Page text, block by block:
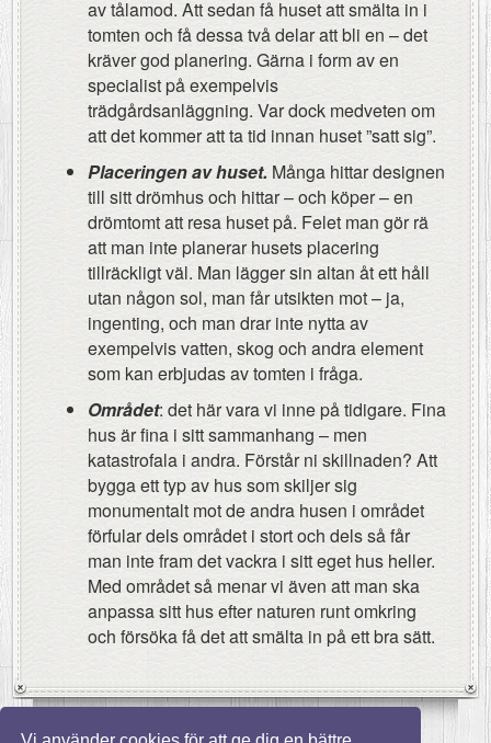
av tålamod. Att sedan få huset att smälta in i
tomten och få dessa två delar att bli en – det
kräver god planering. Gärna i form av en
specialist på exempelvis
trädgårdsanläggning. Var dock medveten om
att det kommer att ta tid innan huset ”satt sig”.
Placeringen av huset. Många hittar designen
till sitt drömhus och hittar – och köper – en
drömtomt att resa huset på. Felet man gör rä
att man inte planerar husets placering
tillräckligt väl. Man lägger sin altan åt ett håll
utan någon sol, man får utsikten mot – ja,
ingenting, och man drar inte nytta av
exempelvis vatten, skog och andra element
som kan erbjudas av tomten i fråga.
Området: det här vara vi inne på tidigare. Fina
hus är fina i sitt sammanhang – men
katastrofala i andra. Förstår ni skillnaden? Att
bygga ett typ av hus som skiljer sig
monumentalt mot de andra husen i området
förfular dels området i stort och dels så får
man inte fram det vackra i sitt eget hus heller.
Med området så menar vi även att man ska
anpassa sitt hus efter naturen runt omkring
och försöka få det att smälta in på ett bra sätt.